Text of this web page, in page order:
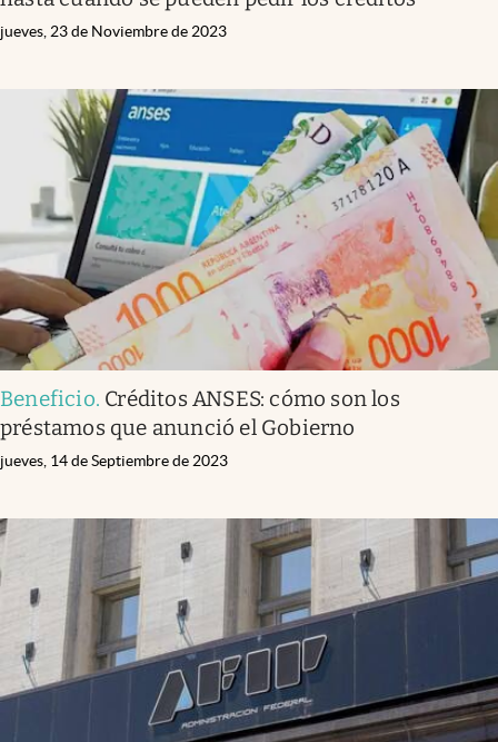
jueves, 23 de Noviembre de 2023
Beneficio. Créditos ANSES: cómo son los
préstamos que anunció el Gobierno
jueves, 14 de Septiembre de 2023